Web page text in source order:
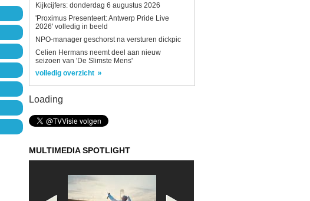
Kijkcijfers: donderdag 6 augustus 2026
'Proximus Presenteert: Antwerp Pride Live
2026' volledig in beeld
NPO-manager geschorst na versturen dickpic
Celien Hermans neemt deel aan nieuw
seizoen van 'De Slimste Mens'
volledig overzicht
Loading
MULTIMEDIA SPOTLIGHT